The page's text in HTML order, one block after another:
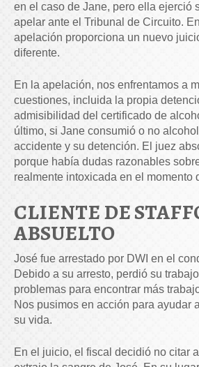
en el caso de Jane, pero ella ejerció
apelar ante el Tribunal de Circuito.
apelación proporciona un nuevo
diferente.
En la apelación, nos enfrentamos a
cuestiones, incluida la propia
admisibilidad del certificado de
último, si Jane consumió o no
accidente y su detención. El juez
porque había dudas razonables
realmente intoxicada en el momento
CLIENTE DE
ABSUELTO
José fue arrestado por DWI en el
Debido a su arresto, perdió su
problemas para encontrar más
Nos pusimos en acción para ayudar
su vida.
En el juicio, el fiscal decidió no citar